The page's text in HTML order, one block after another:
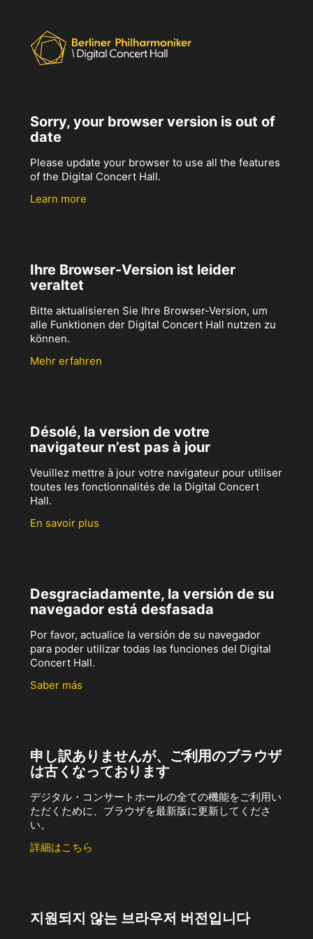
Sorry, your browser version is out of
date
Please update your browser to use all the features
of the Digital Concert Hall.
Learn more
Ihre Browser-Version ist leider
veraltet
Bitte aktualisieren Sie Ihre Browser-Version, um
alle Funktionen der Digital Concert Hall nutzen zu
können.
Mehr erfahren
Désolé, la version de votre
navigateur n’est pas à jour
Veuillez mettre à jour votre navigateur pour utiliser
toutes les fonctionnalités de la Digital Concert
Hall.
En savoir plus
Desgraciadamente, la versión de su
navegador está desfasada
Por favor, actualice la versión de su navegador
para poder utilizar todas las funciones del Digital
Concert Hall.
Saber más
申し訳ありませんが、ご利用のブラウザ
は古くなっております
デジタル・コンサートホールの全ての機能をご利用い
ただくために、ブラウザを最新版に更新してくださ
い。
詳細はこちら
지원되지 않는 브라우저 버전입니다